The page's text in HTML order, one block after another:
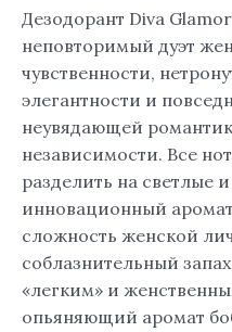
Дезодорант Diva
неповторимый дуэт
чувственности,
элегантности и
неувядающей
независимости. Все
разделить на светлые
инновационный
сложность женской
соблазнительный
«легким» и
опьяняющий аромат